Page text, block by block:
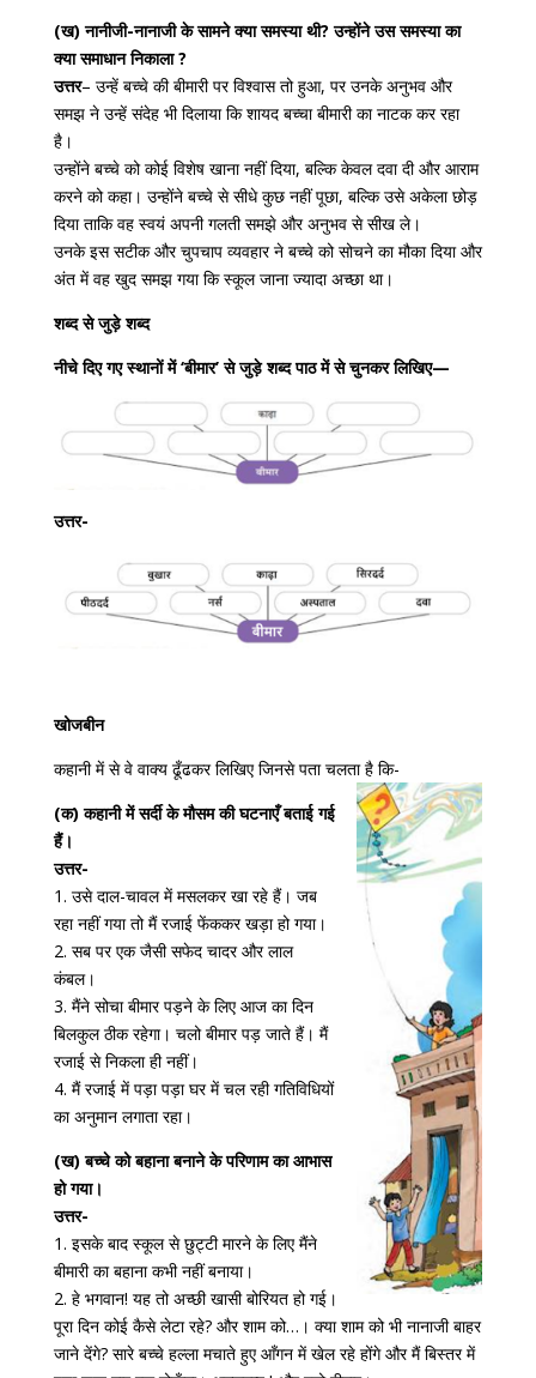
(ख) नानीजी-नानाजी के सामने क्या समस्या थी? उन्होंने उस समस्या का
क्या समाधान निकाला ?
उत्तर– उन्हें बच्चे की बीमारी पर विश्वास तो हुआ, पर उनके अनुभव और
समझ ने उन्हें संदेह भी दिलाया कि शायद बच्चा बीमारी का नाटक कर रहा
है।
उन्होंने बच्चे को कोई विशेष खाना नहीं दिया, बल्कि केवल दवा दी और आराम
करने को कहा। उन्होंने बच्चे से सीधे कुछ नहीं पूछा, बल्कि उसे अकेला छोड़
दिया ताकि वह स्वयं अपनी गलती समझे और अनुभव से सीख ले।
उनके इस सटीक और चुपचाप व्यवहार ने बच्चे को सोचने का मौका दिया और
अंत में वह खुद समझ गया कि स्कूल जाना ज्यादा अच्छा था।
शब्द से जुड़े शब्द
नीचे दिए गए स्थानों में ‘बीमार’ से जुड़े शब्द पाठ में से चुनकर लिखिए—
उत्तर-
खोजबीन
कहानी में से वे वाक्य ढूँढकर लिखिए जिनसे पता चलता है कि-
(क) कहानी में सर्दी के मौसम की घटनाएँ बताई गई
हैं।
उत्तर-
1. उसे दाल-चावल में मसलकर खा रहे हैं। जब
रहा नहीं गया तो मैं रजाई फेंककर खड़ा हो गया।
2. सब पर एक जैसी सफेद चादर और लाल
कंबल।
3. मैंने सोचा बीमार पड़ने के लिए आज का दिन
बिलकुल ठीक रहेगा। चलो बीमार पड़ जाते हैं। मैं
रजाई से निकला ही नहीं।
4. मैं रजाई में पड़ा पड़ा घर में चल रही गतिविधियों
का अनुमान लगाता रहा।
(ख) बच्चे को बहाना बनाने के परिणाम का आभास
हो गया।
उत्तर-
1. इसके बाद स्कूल से छुट्टी मारने के लिए मैंने
बीमारी का बहाना कभी नहीं बनाया।
2. हे भगवान! यह तो अच्छी खासी बोरियत हो गई।
पूरा दिन कोई कैसे लेटा रहे? और शाम को…। क्या शाम को भी नानाजी बाहर
जाने देंगे? सारे बच्चे हल्ला मचाते हुए आँगन में खेल रहे होंगे और मैं बिस्तर में